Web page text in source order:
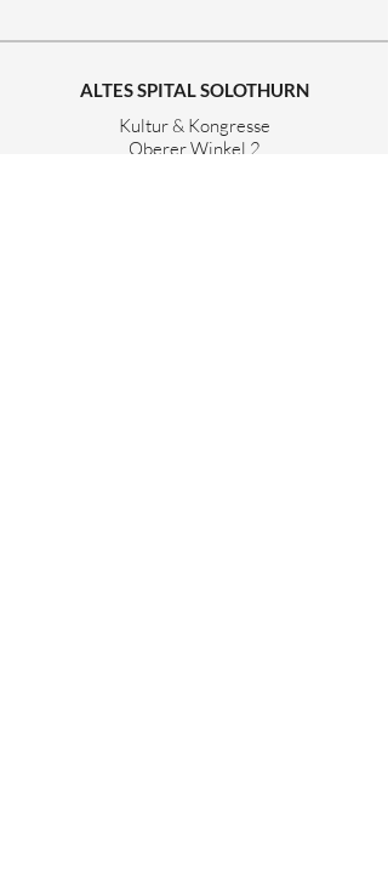
ALTES SPITAL SOLOTHURN
Kultur & Kongresse
Oberer Winkel 2